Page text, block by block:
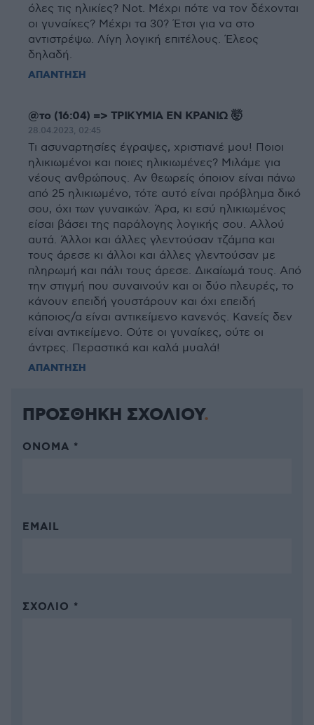
όλες τις ηλικίες? Not. Μέχρι πότε να τον δέχονται
οι γυναίκες? Μέχρι τα 30? Έτσι για να στο
αντιστρέψω. Λίγη λογική επιτέλους. Έλεος
δηλαδή.
ΑΠΑΝΤΗΣΗ
@το (16:04) => ΤΡΙΚΥΜΙΑ ΕΝ ΚΡΑΝΙΩ 🤯
28.04.2023, 02:45
Τι ασυναρτησίες έγραψες, χριστιανέ μου! Ποιοι
ηλικιωμένοι και ποιες ηλικιωμένες? Μιλάμε για
νέους ανθρώπους. Αν θεωρείς όποιον είναι πάνω
από 25 ηλικιωμένο, τότε αυτό είναι πρόβλημα δικό
σου, όχι των γυναικών. Άρα, κι εσύ ηλικιωμένος
είσαι βάσει της παράλογης λογικής σου. Αλλού
αυτά. Άλλοι και άλλες γλεντούσαν τζάμπα και
τους άρεσε κι άλλοι και άλλες γλεντούσαν με
πληρωμή και πάλι τους άρεσε. Δικαίωμά τους. Από
την στιγμή που συναινούν και οι δύο πλευρές, το
κάνουν επειδή γουστάρουν και όχι επειδή
κάποιος/α είναι αντικείμενο κανενός. Κανείς δεν
είναι αντικείμενο. Ούτε οι γυναίκες, ούτε οι
άντρες. Περαστικά και καλά μυαλά!
ΑΠΑΝΤΗΣΗ
ΠΡΟΣΘΗΚΗ ΣΧΟΛΙΟΥ
ΌΝΟΜΑ *
EMAIL
ΣΧΌΛΙΟ *